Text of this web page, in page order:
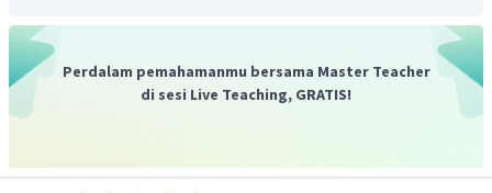
Perdalam pemahamanmu bersama Master Teacher
di sesi Live Teaching, GRATIS!